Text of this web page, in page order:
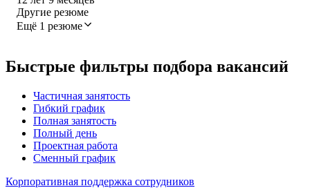
Другие резюме
Ещё 1 резюме
Быстрые фильтры подбора вакансий
Частичная занятость
Гибкий график
Полная занятость
Полный день
Проектная работа
Сменный график
Корпоративная поддержка сотрудников